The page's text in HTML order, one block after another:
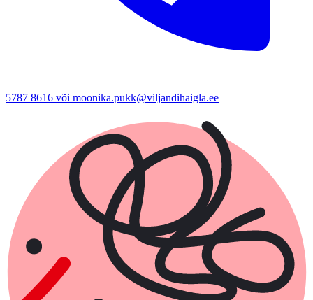
5787 8616 või moonika.pukk@viljandihaigla.ee